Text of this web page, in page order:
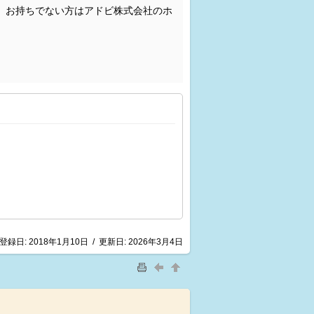
お持ちでない方はアドビ株式会社のホ
登録日: 2018年1月10日 / 更新日: 2026年3月4日